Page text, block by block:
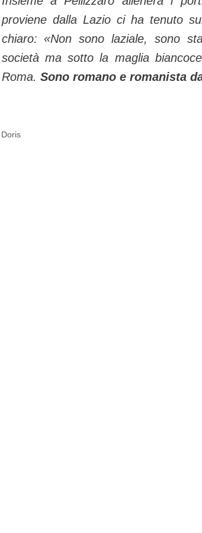
proviene dalla Lazio ci ha tenuto
chiaro: «Non sono laziale, sono
società ma sotto la maglia
Roma. Sono romano e romanista